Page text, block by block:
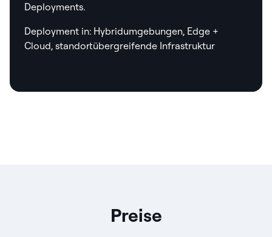
Deployments.
Deployment in: Hybridumgebungen, Edge +
Cloud, standortübergreifende Infrastruktur
Preise